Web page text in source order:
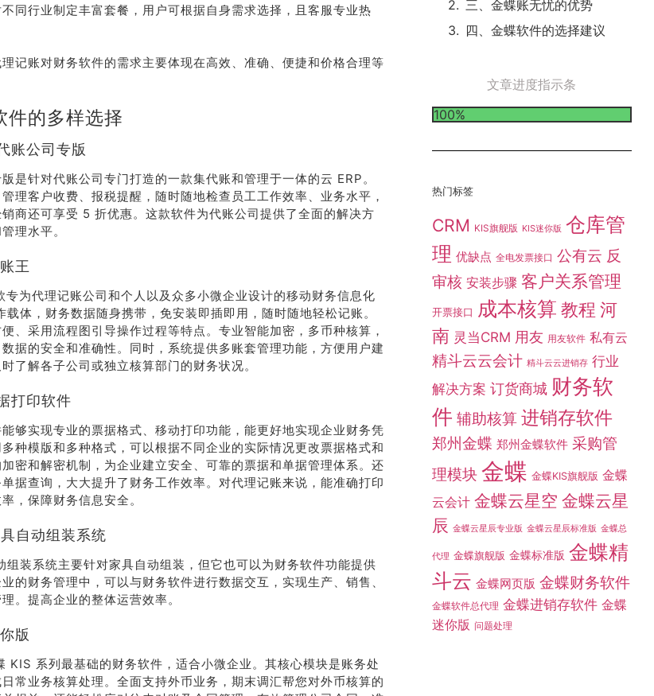
同行业制定丰富套餐，用户可根据自身需求选择，且客服专业热
记账对财务软件的需求主要体现在高效、准确、便捷和价格合理等
件的多样选择
账公司专版
是针对代账公司专门打造的一款集代账和管理于一体的云 ERP。
理客户收费、报税提醒，随时随地检查员工工作效率、业务水平，
商还可享受 5 折优惠。这款软件为代账公司提供了全面的解决方
理水平。
王
为代理记账公司和个人以及众多小微企业设计的移动财务信息化
体，财务数据随身携带，免安装即插即用，随时随地轻松记账。
、采用流程图引导操作过程等特点。专业智能加密，多币种核算，
据的安全和准确性。同时，系统提供多账套管理功能，方便用户建
了解各子公司或独立核算部门的财务状况。
打印软件
够实现专业的票据格式、移动打印功能，能更好地实现企业财务凭
种模版和多种格式，可以根据不同企业的实际情况更改票据格式和
密和解密机制，为企业建立安全、可靠的票据和单据管理体系。还
据查询，大大提升了财务工作效率。对代理记账来说，能准确打印
，保障财务信息安全。
自动组装系统
装系统主要针对家具自动组装，但它也可以为财务软件功能提供
的财务管理中，可以与财务软件进行数据交互，实现生产、销售、
。提高企业的整体运营效率。
版
KIS 系列最基础的财务软件，适合小微企业。其核心模块是账务处
常业务核算处理。全面支持外币业务，期末调汇帮您对外币核算的
三、金蝶账无忧的优势
四、金蝶软件的选择建议
文章进度指示条
100%
热门标签
CRM KIS旗舰版 KIS迷你版 仓库管
理 优缺点 全电发票接口 公有云 反
审核 安装步骤 客户关系管理
开票接口 成本核算 教程 河
南 灵当CRM 用友 用友软件 私有云
精斗云云会计 精斗云云进销存 行业
解决方案 订货商城 财务软
件 辅助核算 进销存软件
郑州金蝶 郑州金蝶软件 采购管
理模块 金蝶 金蝶KIS旗舰版 金蝶
云会计 金蝶云星空 金蝶云星
辰 金蝶云星辰专业版 金蝶云星辰标准版 金蝶总
代理 金蝶旗舰版 金蝶标准版 金蝶精
斗云 金蝶网页版 金蝶财务软件
金蝶软件总代理 金蝶进销存软件 金蝶
迷你版 问题处理